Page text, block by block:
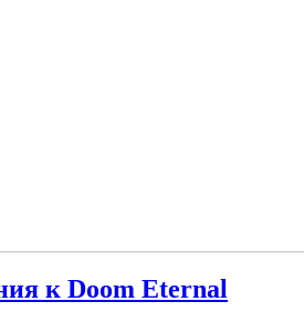
к Doom Eternal